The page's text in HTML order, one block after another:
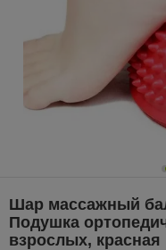
Шар массажный
Подушка
взрослых, красная